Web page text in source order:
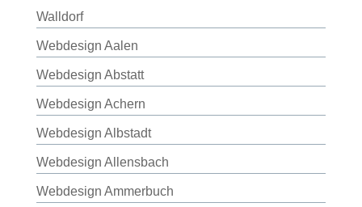
Walldorf
Webdesign Aalen
Webdesign Abstatt
Webdesign Achern
Webdesign Albstadt
Webdesign Allensbach
Webdesign Ammerbuch